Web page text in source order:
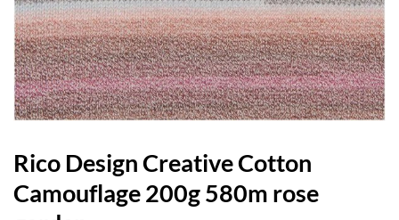
Rico Design Creative Cotton
Camouflage 200g 580m rose